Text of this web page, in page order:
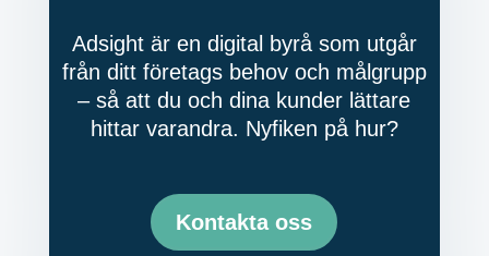
Adsight är en digital byrå som utgår
från ditt företags behov och målgrupp
– så att du och dina kunder lättare
hittar varandra. Nyfiken på hur?
Kontakta oss